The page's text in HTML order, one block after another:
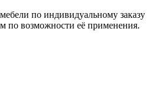
по индивидуальному заказу
по возможности её применения.